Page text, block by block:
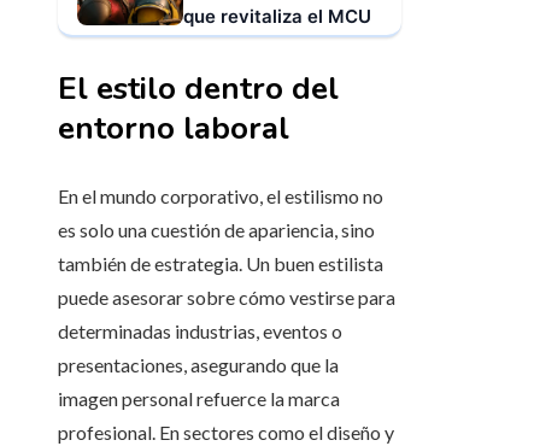
que revitaliza el MCU
El estilo dentro del
entorno laboral
En el mundo corporativo, el estilismo no
es solo una cuestión de apariencia, sino
también de estrategia. Un buen estilista
puede asesorar sobre cómo vestirse para
determinadas industrias, eventos o
presentaciones, asegurando que la
imagen personal refuerce la marca
profesional. En sectores como el diseño y